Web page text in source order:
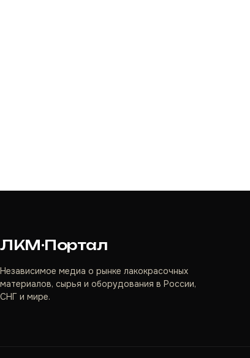
ЛКМ·Портал
Независимое медиа о рынке лакокрасочных
материалов, сырья и оборудования в России,
СНГ и мире.